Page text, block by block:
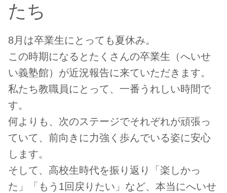
たち
8月は卒業生にとっても夏休み。
この時期になるとたくさんの卒業生（へいせ
い義塾館）が近況報告に来ていただきます。
私たち教職員にとって、一番うれしい時間で
す。
何よりも、次のステージでそれぞれが頑張っ
ていて、前向きに力強く歩んでいる姿に安心
します。
そして、高校生時代を振り返り「楽しかっ
た」「もう1回戻りたい」など、本当にへいせ